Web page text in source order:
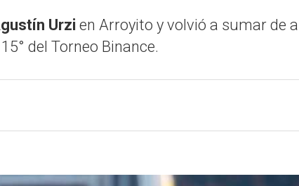
Urzi en Arroyito y volvió a sumar de
del Torneo Binance.